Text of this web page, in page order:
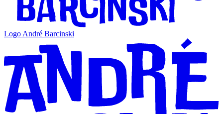
Logo André Barcinski